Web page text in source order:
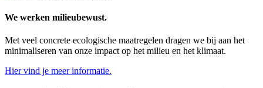
We werken milieubewust.
Met veel concrete ecologische maatregelen dragen we bij aan het
minimaliseren van onze impact op het milieu en het klimaat.
Hier vind je meer informatie.